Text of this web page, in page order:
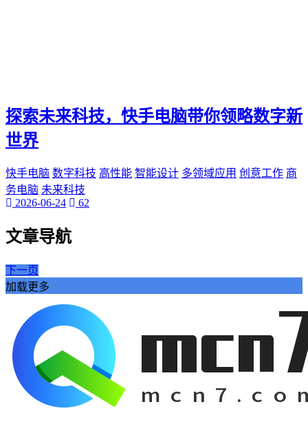
探索未来科技，快手电脑带你领略数字新
世界
快手电脑 数字科技 高性能 智能设计 多领域应用 创意工作 商
务电脑 未来科技
2026-06-24
62
文章导航
下一页
加载更多